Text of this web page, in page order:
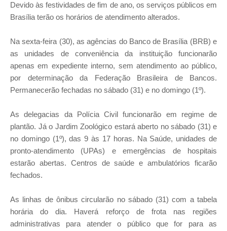
Devido às festividades de fim de ano, os serviços públicos em
Brasília terão os horários de atendimento alterados.
Na sexta-feira (30), as agências do Banco de Brasília (BRB) e
as unidades de conveniência da instituição funcionarão
apenas em expediente interno, sem atendimento ao público,
por determinação da Federação Brasileira de Bancos.
Permanecerão fechadas no sábado (31) e no domingo (1º).
As delegacias da Polícia Civil funcionarão em regime de
plantão. Já o Jardim Zoológico estará aberto no sábado (31) e
no domingo (1º), das 9 às 17 horas. Na Saúde, unidades de
pronto-atendimento (UPAs) e emergências de hospitais
estarão abertas. Centros de saúde e ambulatórios ficarão
fechados.
As linhas de ônibus circularão no sábado (31) com a tabela
horária do dia. Haverá reforço de frota nas regiões
administrativas para atender o público que for para as